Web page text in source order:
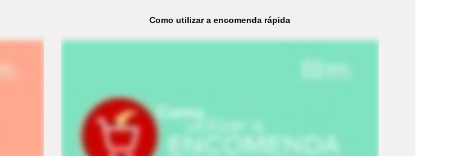
Como utilizar a encomenda rápida